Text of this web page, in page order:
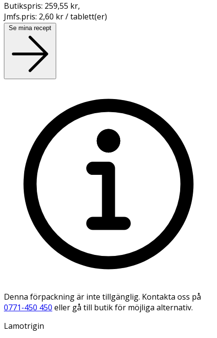
Butikspris: 259,55 kr,
Jmfs.pris: 2,60 kr / tablett(er)
Se mina recept
Denna förpackning är inte tillgänglig. Kontakta oss på
0771-450 450 eller gå till butik för möjliga alternativ.
Lamotrigin